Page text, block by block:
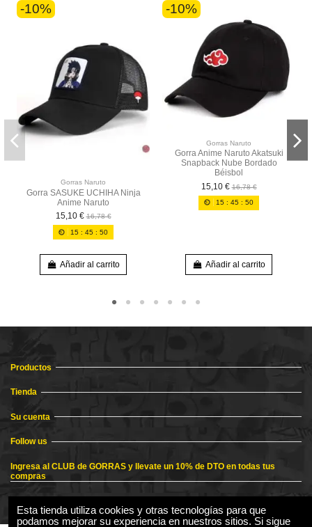
-10%
Gorras Naruto
Gorra SASUKE UCHIHA Ninja
Anime Naruto
15,10 € 16,78 €
15 :45 :50
Añadir al carrito
-10%
Gorras Naruto
Gorra Anime Naruto Akatsuki
Snapback Nube Bordado
Béisbol
15,10 € 16,78 €
15 :45 :50
Añadir al carrito
Productos
Tienda
Su cuenta
Follow us
Ingresa al CLUB de GORRAS y llevate un 10% de DTO en todas tus
compras
Esta tienda utiliza cookies y otras tecnologías para que
podamos mejorar su experiencia en nuestros sitios. Si sigue